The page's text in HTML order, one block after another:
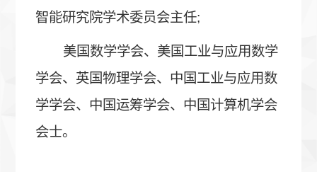
智能研究院学术委员会主任;
美国数学学会、美国工业与应用数学
学会、英国物理学会、中国工业与应用数
学学会、中国运筹学会、中国计算机学会
会士。